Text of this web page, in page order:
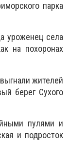
парка
уроженец села
на похоронах
жителей
берег Сухого
пулями и
и подросток